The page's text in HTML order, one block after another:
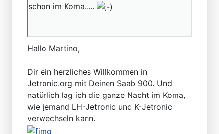
schon im Koma.....
Hallo Martino,
Dir ein herzliches Willkommen in
Jetronic.org mit Deinen Saab 900. Und
natürlich lag ich die ganze Nacht im Koma,
wie jemand LH-Jetronic und K-Jetronic
verwechseln kann.